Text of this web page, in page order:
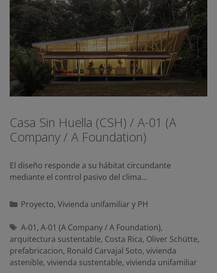
Casa Sin Huella (CSH) / A-01 (A
Company / A Foundation)
El diseño responde a su hábitat circundante
mediante el control pasivo del clima…
Categorías
Proyecto, Vivienda unifamiliar y PH
Etiquetas
A-01, A-01 (A Company / A Foundation),
arquitectura sustentable, Costa Rica, Oliver Schütte,
prefabricacion, Ronald Carvajal Soto, vivienda
astenible, vivienda sustentable, vivienda unifamiliar